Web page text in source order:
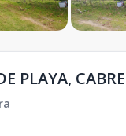
PLAYA,